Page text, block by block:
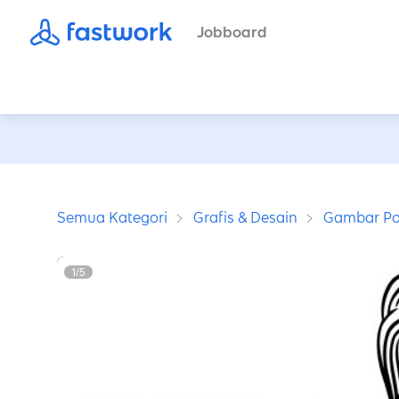
Jobboard
Semua Kategori Grafis & Desain Gambar
1/5